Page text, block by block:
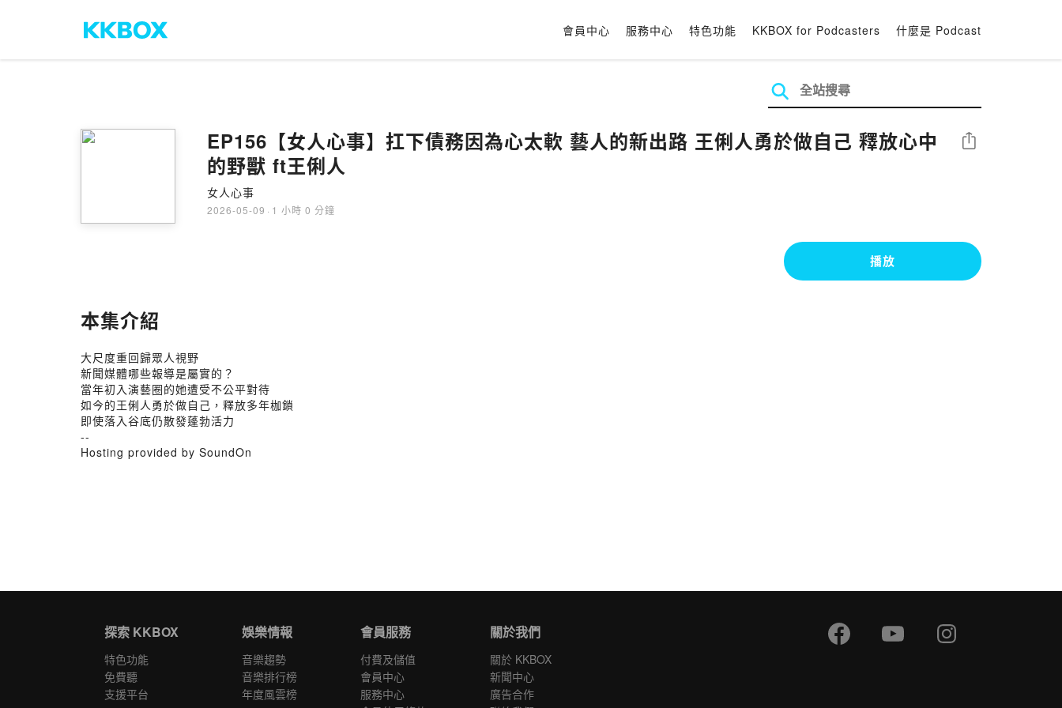
會員中心 服務中心 特色功能 KKBOX for Podcasters 什麼是 Podcast
EP156【女人心事】扛下債務因為心太軟 藝人的新出路 王俐人勇於做自己 釋放心中
的野獸 ft王俐人
女人心事
2026-05-09 · 1 小時 0 分鐘
分享
播放
本集介紹
大尺度重回歸眾人視野
新聞媒體哪些報導是屬實的？
當年初入演藝圈的她遭受不公平對待
如今的王俐人勇於做自己，釋放多年枷鎖
即使落入谷底仍散發蓬勃活力
--
Hosting provided by SoundOn
探索 KKBOX
特色功能
免費聽
支援平台
娛樂情報
音樂趨勢
音樂排行榜
年度風雲榜
會員服務
付費及儲值
會員中心
服務中心
關於我們
關於 KKBOX
新聞中心
廣告合作